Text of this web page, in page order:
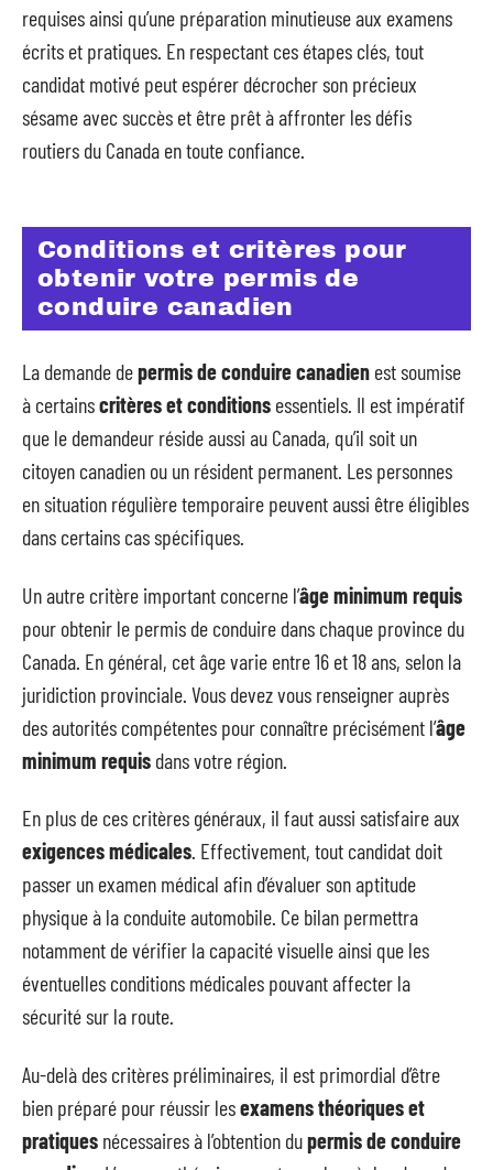
requises ainsi qu’une préparation minutieuse aux examens
écrits et pratiques. En respectant ces étapes clés, tout
candidat motivé peut espérer décrocher son précieux
sésame avec succès et être prêt à affronter les défis
routiers du Canada en toute confiance.
Conditions et critères pour
obtenir votre permis de
conduire canadien
La demande depermis de conduire canadien est soumise
à certainscritères et conditions essentiels. Il est impératif
que le demandeur réside aussi au Canada, qu’il soit un
citoyen canadien ou un résident permanent. Les personnes
en situation régulière temporaire peuvent aussi être éligibles
dans certains cas spécifiques.
Un autre critère important concerne l’âge minimum requis
pour obtenir le permis de conduire dans chaque province du
Canada. En général, cet âge varie entre 16 et 18 ans, selon la
juridiction provinciale. Vous devez vous renseigner auprès
des autorités compétentes pour connaître précisément l’âge
minimum requis dans votre région.
En plus de ces critères généraux, il faut aussi satisfaire aux
exigences médicales. Effectivement, tout candidat doit
passer un examen médical afin d’évaluer son aptitude
physique à la conduite automobile. Ce bilan permettra
notamment de vérifier la capacité visuelle ainsi que les
éventuelles conditions médicales pouvant affecter la
sécurité sur la route.
Au-delà des critères préliminaires, il est primordial d’être
bien préparé pour réussir lesexamens théoriques et
pratiques nécessaires à l’obtention dupermis de conduire